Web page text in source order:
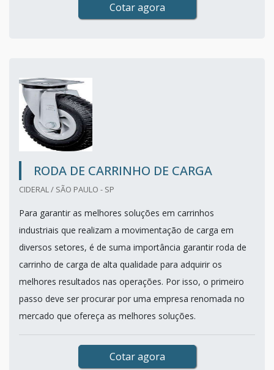
Cotar agora
RODA DE CARRINHO DE CARGA
CIDERAL / SÃO PAULO - SP
Para garantir as melhores soluções em carrinhos
industriais que realizam a movimentação de carga em
diversos setores, é de suma importância garantir roda de
carrinho de carga de alta qualidade para adquirir os
melhores resultados nas operações. Por isso, o primeiro
passo deve ser procurar por uma empresa renomada no
mercado que ofereça as melhores soluções.
Cotar agora